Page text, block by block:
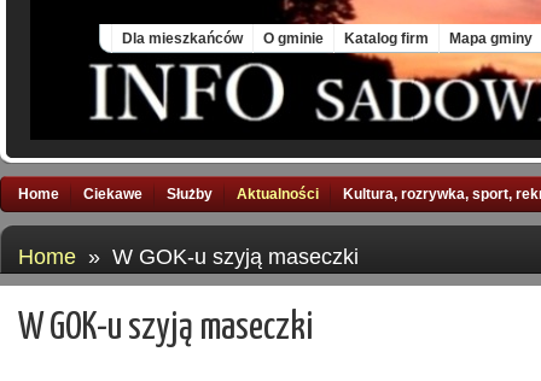
Dla mieszkańców O gminie Katalog firm Mapa gminy
Home Ciekawe Służby Aktualności Kultura, rozrywka, sport,
Home » W GOK-u szyją maseczki
W GOK-u szyją maseczki